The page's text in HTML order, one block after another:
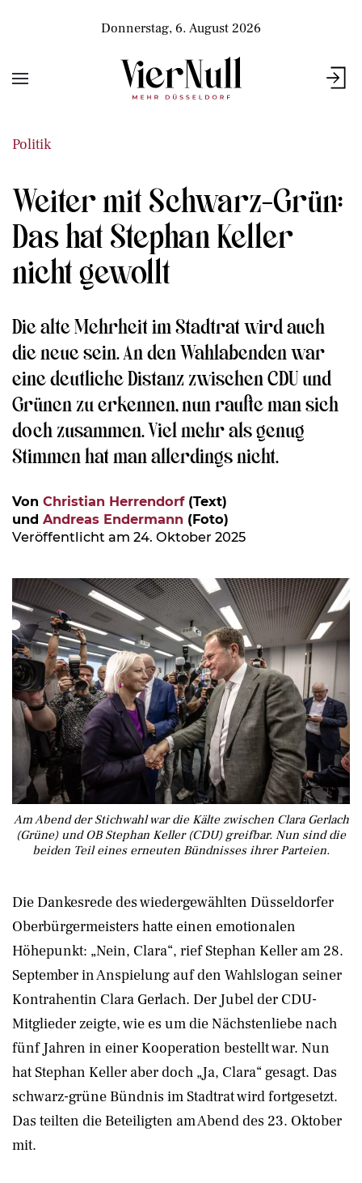
Donnerstag, 6. August 2026
Politik
Weiter mit Schwarz-Grün:
Das hat Stephan Keller
nicht gewollt
Die alte Mehrheit im Stadtrat wird auch
die neue sein. An den Wahlabenden war
eine deutliche Distanz zwischen CDU und
Grünen zu erkennen, nun raufte man sich
doch zusammen. Viel mehr als genug
Stimmen hat man allerdings nicht.
Von Christian Herrendorf(Text)
und Andreas Endermann (Foto)
Veröffentlicht am 24. Oktober 2025
Am Abend der Stichwahl war die Kälte zwischen Clara Gerlach
(Grüne) und OB Stephan Keller (CDU) greifbar. Nun sind die
beiden Teil eines erneuten Bündnisses ihrer Parteien.
Die Dankesrede des wiedergewählten Düsseldorfer
Oberbürgermeisters hatte einen emotionalen
Höhepunkt: „Nein, Clara“, rief Stephan Keller am 28.
September in Anspielung auf den Wahlslogan seiner
Kontrahentin Clara Gerlach. Der Jubel der CDU-
Mitglieder zeigte, wie es um die Nächstenliebe nach
fünf Jahren in einer Kooperation bestellt war. Nun
hat Stephan Keller aber doch „Ja, Clara“ gesagt. Das
schwarz-grüne Bündnis im Stadtrat wird fortgesetzt.
Das teilten die Beteiligten am Abend des 23. Oktober
mit.